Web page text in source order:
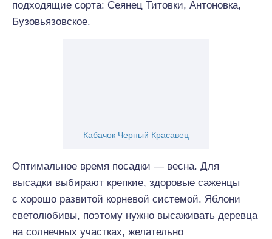
подходящие сорта: Сеянец Титовки, Антоновка,
Бузовьязовское.
Кабачок Черный Красавец
Оптимальное время посадки — весна. Для
высадки выбирают крепкие, здоровые саженцы
с хорошо развитой корневой системой. Яблони
светолюбивы, поэтому нужно высаживать деревца
на солнечных участках, желательно